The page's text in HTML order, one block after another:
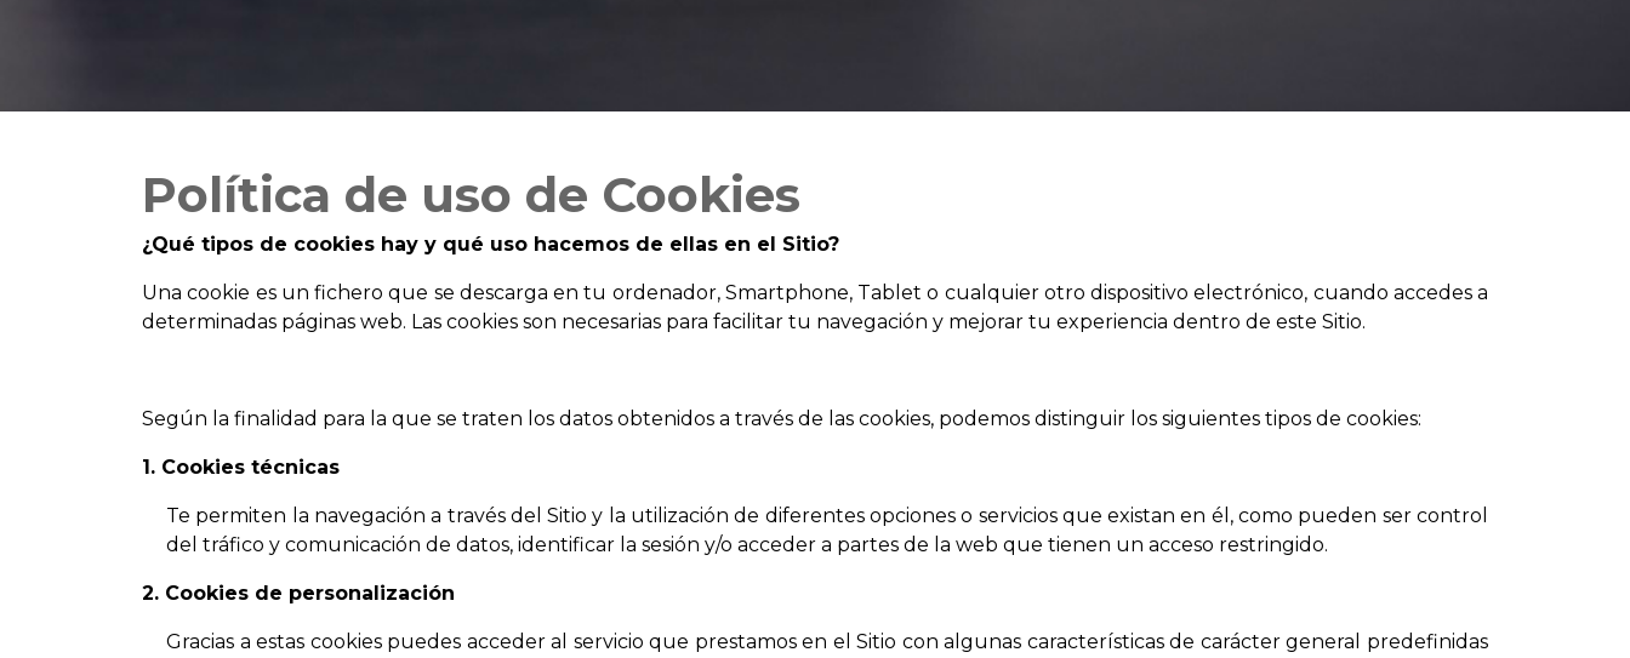
Política de uso de Cookies
¿Qué tipos de cookies hay y qué uso hacemos de ellas en el Sitio?
Una cookie es un fichero que se descarga en tu ordenador, Smartphone, Tablet o cualquier otro dispositivo electrónico, cuando accedes a
determinadas páginas web. Las cookies son necesarias para facilitar tu navegación y mejorar tu experiencia dentro de este Sitio.
Según la finalidad para la que se traten los datos obtenidos a través de las cookies, podemos distinguir los siguientes tipos de cookies:
1. Cookies técnicas
Te permiten la navegación a través del Sitio y la utilización de diferentes opciones o servicios que existan en él, como pueden ser control
del tráfico y comunicación de datos, identificar la sesión y/o acceder a partes de la web que tienen un acceso restringido.
2. Cookies de personalización
Gracias a estas cookies puedes acceder al servicio que prestamos en el Sitio con algunas características de carácter general predefinidas